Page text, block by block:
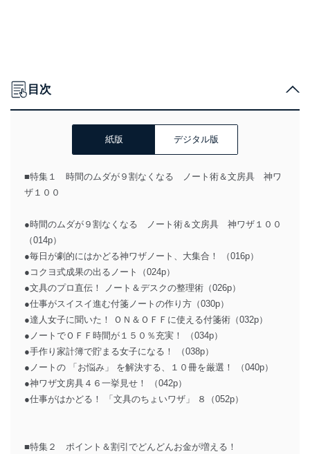
目次
紙版 デジタル版
■特集１ 時間のムダが９割なくなる ノート術＆文房具 神ワ
ザ１００
●時間のムダが９割なくなる ノート術＆文房具 神ワザ１００
（014p）
●毎日が劇的にはかどる神ワザノート、大集合！ （016p）
●コクヨ式成果の出るノート（024p）
●文具のプロ直伝！ ノート＆デスクの整理術（026p）
●仕事がスイスイ進む付箋ノートの作り方（030p）
●達人女子に聞いた！ ＯＮ＆ＯＦＦに使える付箋術（032p）
●ノートでＯＦＦ時間が１５０％充実！ （034p）
●手作り家計簿で貯まる女子になる！ （038p）
●ノートの 「お悩み」 を解決する、１０冊を厳選！ （040p）
●神ワザ文房具４６一挙見せ！ （042p）
●仕事がはかどる！ 「文具のちょいワザ」 ８（052p）
■特集２ ポイント＆割引でどんどんお金が増える！